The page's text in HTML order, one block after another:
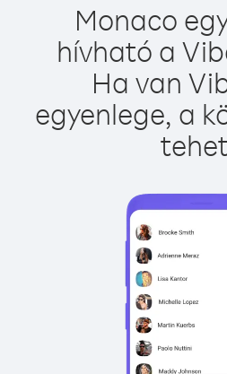
Monaco
hívható a
Ha van
egyenlege, a